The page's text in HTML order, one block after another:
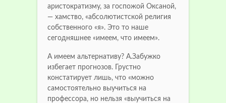
аристократизму, за госпожой Оксаной,
— хамство, «абсолютистской религия
собственного «я». Это то наше
сегодняшнее «имеем, что имеем».
А имеем альтернативу? А.Забужко
избегает прогнозов. Грустно
констатирует лишь, что «можно
самостоятельно выучиться на
профессора, но нельзя «выучиться на